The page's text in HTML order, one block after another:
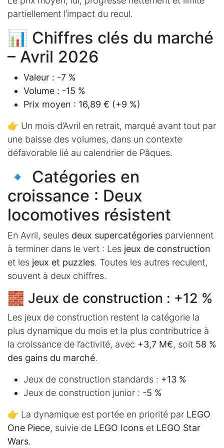
partiellement l’impact du recul.
📊 Chiffres clés du marché
– Avril 2026
Valeur : -7 %
Volume : -15 %
Prix moyen : 16,89 € (+9 %)
👉 Un mois d’Avril en retrait, marqué avant tout par
une baisse des volumes, dans un contexte
défavorable lié au calendrier de Pâques.
🔹 Catégories en
croissance : Deux
locomotives résistent
En Avril, seules deux supercatégories parviennent
à terminer dans le vert : Les jeux de construction
et les jeux et puzzles. Toutes les autres reculent,
souvent à deux chiffres.
🧱 Jeux de construction : +12 %
Les jeux de construction restent la catégorie la
plus dynamique du mois et la plus contributrice à
la croissance de l’activité, avec +3,7 M€, soit 58 %
des gains du marché.
Jeux de construction standards : +13 %
Jeux de construction junior : -5 %
👉 La dynamique est portée en priorité par LEGO
One Piece, suivie de LEGO Icons et LEGO Star
Wars.